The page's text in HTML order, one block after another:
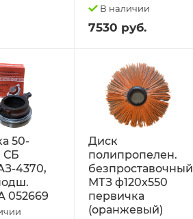
В наличии
7530 руб.
50-
СБ
4370,
052669
Диск
полипропелен.
безпроставочный
МТЗ ф120х550
первичка
(оранжевый)